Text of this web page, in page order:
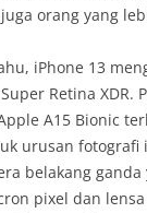
orang yang
iPhone 13
Retina XDR.
A15 Bionic
urusan fotografi
belakang
pixel dan